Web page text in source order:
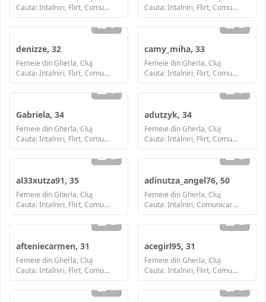
Cauta: Intalniri, Flirt, Comunicare / chat, Prietenie, Casatorie
Cauta: Intalniri, Flirt, Comunicare / chat, Prietenie, Casatorie
3
denizze, 32
Femeie din Gherla, Cluj
Cauta: Intalniri, Flirt, Comunicare / chat, Prietenie, Casatorie
2
camy_miha, 33
Femeie din Gherla, Cluj
Cauta: Intalniri, Flirt, Comunicare / chat, Prietenie, Casatorie
3
Gabriela, 34
Femeie din Gherla, Cluj
Cauta: Intalniri, Flirt, Comunicare / chat, Prietenie, Casatorie
3
adutzyk, 34
Femeie din Gherla, Cluj
Cauta: Intalniri, Flirt, Comunicare / chat, Prietenie, Casatorie
2
al33xutza91, 35
Femeie din Gherla, Cluj
Cauta: Intalniri, Flirt, Comunicare / chat, Prietenie, Casatorie
2
adinutza_angel76, 50
Femeie din Gherla, Cluj
Cauta: Intalniri, Comunicare / chat, Prietenie, Casatorie
2
afteniecarmen, 31
Femeie din Gherla, Cluj
Cauta: Intalniri, Flirt, Comunicare / chat, Prietenie, Casatorie
2
acegirl95, 31
Femeie din Gherla, Cluj
Cauta: Intalniri, Flirt, Comunicare / chat, Prietenie, Casatorie
1 2